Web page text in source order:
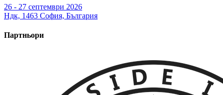
26 - 27 септември 2026
Ндк, 1463 София, България
Партньори